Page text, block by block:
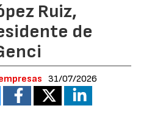
Ruiz,
de
31/07/2026